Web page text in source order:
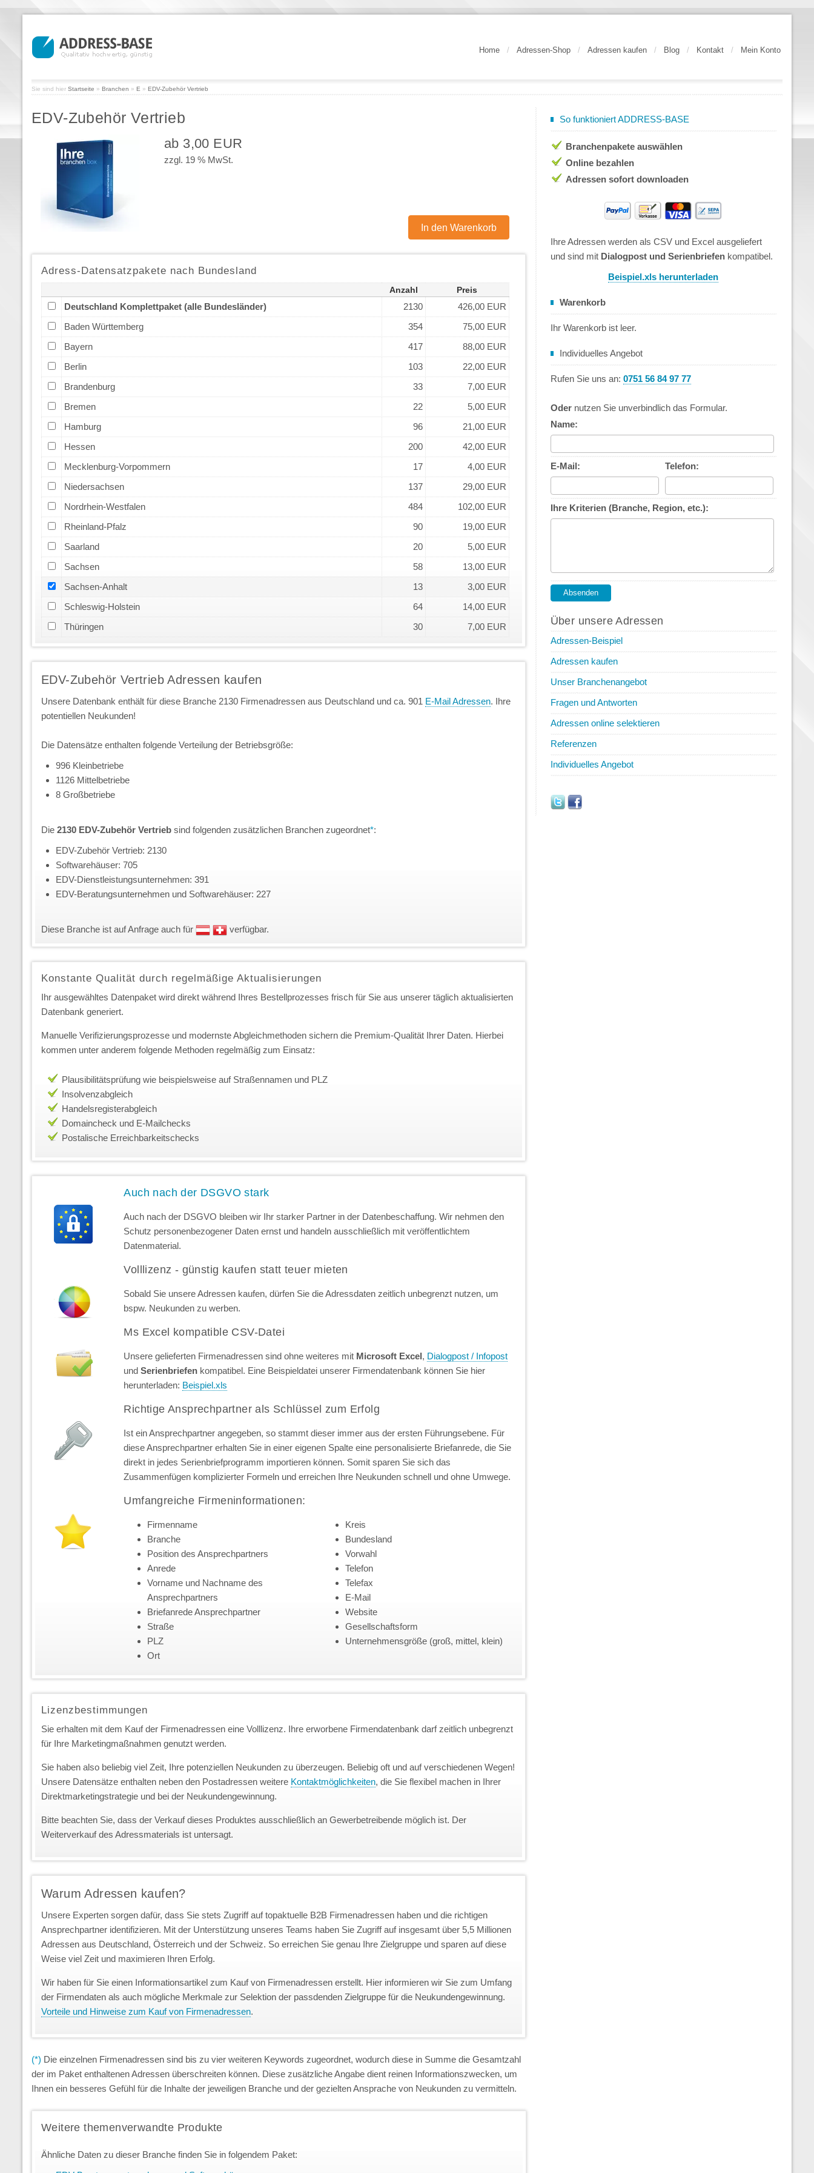
Home / Adressen-Shop / Adressen kaufen / Blog / Kontakt / Mein Konto
Sie sind hier Startseite » Branchen » E » EDV-Zubehör Vertrieb
EDV-Zubehör Vertrieb
ab 3,00 EUR
zzgl. 19 % MwSt.
Adress-Datensatzpakete nach Bundesland
Anzahl Preis
Deutschland Komplettpaket (alle Bundesländer) 2130
426,00 EUR
Baden Württemberg
354
75,00 EUR
Bayern
417
88,00 EUR
Berlin
103
22,00 EUR
Brandenburg
33
7,00 EUR
Bremen
22
5,00 EUR
Hamburg
96
21,00 EUR
Hessen
200
42,00 EUR
Mecklenburg-Vorpommern
17
4,00 EUR
Niedersachsen
137
29,00 EUR
Nordrhein-Westfalen
484
102,00 EUR
Rheinland-Pfalz
90
19,00 EUR
Saarland
20
5,00 EUR
Sachsen
58
13,00 EUR
Sachsen-Anhalt
13
3,00 EUR
Schleswig-Holstein
64
14,00 EUR
Thüringen
30 7,00 EUR
EDV-Zubehör Vertrieb Adressen kaufen
Unsere Datenbank enthält für diese Branche 2130 Firmenadressen aus Deutschland und ca. 901 E-Mail Adressen. Ihre
potentiellen Neukunden!
Die Datensätze enthalten folgende Verteilung der Betriebsgröße:
996 Kleinbetriebe
1126 Mittelbetriebe
8 Großbetriebe
Die 2130 EDV-Zubehör Vertrieb sind folgenden zusätzlichen Branchen zugeordnet*:
EDV-Zubehör Vertrieb: 2130
Softwarehäuser: 705
EDV-Dienstleistungsunternehmen: 391
EDV-Beratungsunternehmen und Softwarehäuser: 227
Diese Branche ist auf Anfrage auch für verfügbar.
Konstante Qualität durch regelmäßige Aktualisierungen
Ihr ausgewähltes Datenpaket wird direkt während Ihres Bestellprozesses frisch für Sie aus unserer täglich aktualisierten
Datenbank generiert.
Manuelle Verifizierungsprozesse und modernste Abgleichmethoden sichern die Premium-Qualität Ihrer Daten. Hierbei
kommen unter anderem folgende Methoden regelmäßig zum Einsatz:
Plausibilitätsprüfung wie beispielsweise auf Straßennamen und PLZ
Insolvenzabgleich
Handelsregisterabgleich
Domaincheck und E-Mailchecks
Postalische Erreichbarkeitschecks
Auch nach der DSGVO stark
Auch nach der DSGVO bleiben wir Ihr starker Partner in der Datenbeschaffung. Wir nehmen den
Schutz personenbezogener Daten ernst und handeln ausschließlich mit veröffentlichtem
Datenmaterial.
Volllizenz - günstig kaufen statt teuer mieten
Sobald Sie unsere Adressen kaufen, dürfen Sie die Adressdaten zeitlich unbegrenzt nutzen, um
bspw. Neukunden zu werben.
Ms Excel kompatible CSV-Datei
Unsere gelieferten Firmenadressen sind ohne weiteres mit Microsoft Excel, Dialogpost / Infopost
undSerienbriefen kompatibel. Eine Beispieldatei unserer Firmendatenbank können Sie hier
herunterladen: Beispiel.xls
Richtige Ansprechpartner als Schlüssel zum Erfolg
Ist ein Ansprechpartner angegeben, so stammt dieser immer aus der ersten Führungsebene. Für
diese Ansprechpartner erhalten Sie in einer eigenen Spalte eine personalisierte Briefanrede, die Sie
direkt in jedes Serienbriefprogramm importieren können. Somit sparen Sie sich das
Zusammenfügen komplizierter Formeln und erreichen Ihre Neukunden schnell und ohne Umwege.
Umfangreiche Firmeninformationen:
Firmenname
Branche
Position des Ansprechpartners
Anrede
Vorname und Nachname des
Ansprechpartners
Briefanrede Ansprechpartner
Straße
PLZ
Ort
Kreis
Bundesland
Vorwahl
Telefon
Telefax
E-Mail
Website
Gesellschaftsform
Unternehmensgröße (groß, mittel, klein)
Lizenzbestimmungen
Sie erhalten mit dem Kauf der Firmenadressen eine Volllizenz. Ihre erworbene Firmendatenbank darf zeitlich unbegrenzt
für Ihre Marketingmaßnahmen genutzt werden.
Sie haben also beliebig viel Zeit, Ihre potenziellen Neukunden zu überzeugen. Beliebig oft und auf verschiedenen Wegen!
Unsere Datensätze enthalten neben den Postadressen weitere Kontaktmöglichkeiten, die Sie flexibel machen in Ihrer
Direktmarketingstrategie und bei der Neukundengewinnung.
Bitte beachten Sie, dass der Verkauf dieses Produktes ausschließlich an Gewerbetreibende möglich ist. Der
Weiterverkauf des Adressmaterials ist untersagt.
Warum Adressen kaufen?
Unsere Experten sorgen dafür, dass Sie stets Zugriff auf topaktuelle B2B Firmenadressen haben und die richtigen
Ansprechpartner identifizieren. Mit der Unterstützung unseres Teams haben Sie Zugriff auf insgesamt über 5,5 Millionen
Adressen aus Deutschland, Österreich und der Schweiz. So erreichen Sie genau Ihre Zielgruppe und sparen auf diese
Weise viel Zeit und maximieren Ihren Erfolg.
Wir haben für Sie einen Informationsartikel zum Kauf von Firmenadressen erstellt. Hier informieren wir Sie zum Umfang
der Firmendaten als auch mögliche Merkmale zur Selektion der passdenden Zielgruppe für die Neukundengewinnung.
Vorteile und Hinweise zum Kauf von Firmenadressen.
(*) Die einzelnen Firmenadressen sind bis zu vier weiteren Keywords zugeordnet, wodurch diese in Summe die Gesamtzahl
der im Paket enthaltenen Adressen überschreiten können. Diese zusätzliche Angabe dient reinen Informationszwecken, um
Ihnen ein besseres Gefühl für die Inhalte der jeweiligen Branche und der gezielten Ansprache von Neukunden zu vermitteln.
Weitere themenverwandte Produkte
Ähnliche Daten zu dieser Branche finden Sie in folgendem Paket:
So funktioniert ADDRESS-BASE
Branchenpakete auswählen
Online bezahlen
Adressen sofort downloaden
Ihre Adressen werden als CSV und Excel ausgeliefert
und sind mit Dialogpost und Serienbriefenkompatibel.
Beispiel.xls herunterladen
Warenkorb
Ihr Warenkorb ist leer.
Individuelles Angebot
Rufen Sie uns an: 0751 56 84 97 77
Odernutzen Sie unverbindlich das Formular.
Name:
E-Mail: Telefon:
Ihre Kriterien (Branche, Region, etc.):
Über unsere Adressen
Adressen-Beispiel
Adressen kaufen
Unser Branchenangebot
Fragen und Antworten
Adressen online selektieren
Referenzen
Individuelles Angebot